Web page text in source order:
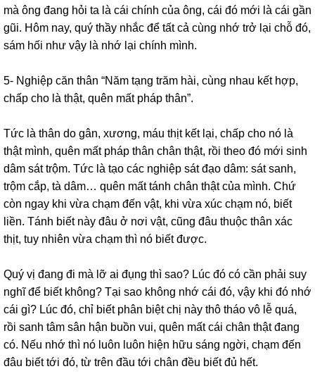
mà ông đang hỏi ta là cái chính của ông, cái đó mới là cái gần
gũi. Hôm nay, quý thầy nhắc để tất cả cùng nhớ trở lại chỗ đó,
sám hối như vậy là nhớ lại chính mình.
5- Nghiệp căn thân “Năm tạng trăm hài, cùng nhau kết hợp,
chấp cho là thật, quên mất pháp thân”.
Tức là thân do gân, xương, máu thịt kết lại, chấp cho nó là
thật mình, quên mất pháp thân chân thật, rồi theo đó mới sinh
dâm sát trộm. Tức là tạo các nghiệp sát đạo dâm: sát sanh,
trộm cắp, tà dâm… quên mất tánh chân thật của mình. Chứ
còn ngay khi vừa chạm đến vật, khi vừa xúc chạm nó, biết
liền. Tánh biết này đâu ở nơi vật, cũng đâu thuộc thân xác
thịt, tuy nhiên vừa chạm thì nó biết được.
Quý vị đang đi mà lỡ ai đụng thì sao? Lúc đó có cần phải suy
nghĩ để biết không? Tại sao không nhớ cái đó, vậy khi đó nhớ
cái gì? Lúc đó, chỉ biết phân biệt chị này thô tháo vô lễ quá,
rồi sanh tâm sân hận buồn vui, quên mất cái chân thật đang
có. Nếu nhớ thì nó luôn luôn hiện hữu sáng ngời, chạm đến
đâu biết tới đó, từ trên đầu tới chân đều biết đủ hết.